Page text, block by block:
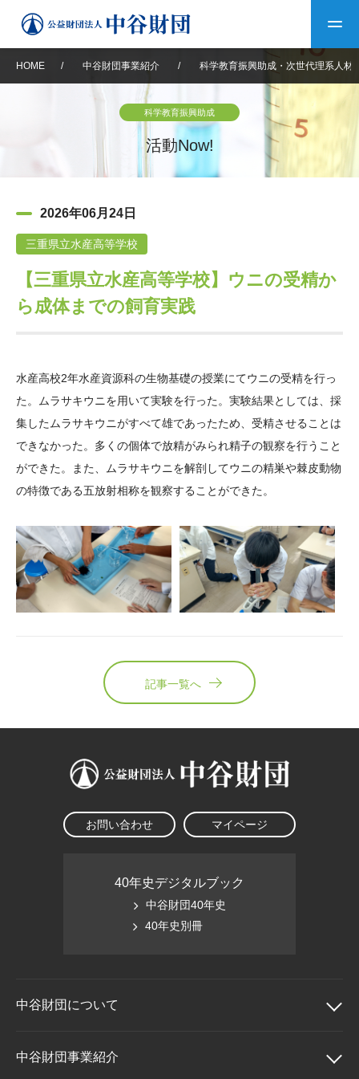
中谷財団について
設立趣意書
沿革 40年史デジタルブック
中谷財団40年史
役員・評議員 公開情報
年報一覧 中谷財団レポート
中谷財団事業紹介
神戸賞 長期大型研究助成
大学院生奨学金
国際学生交流プログラ
ム
科学教育振興助成・
次世代理系人材育成プ
ログラム助成
中谷財団動画紹介
その他情報
アクセス よくあるご質問
サイトマップ 中谷財団アーカイブ
日本語 English
HOME / 中谷財団事業紹介 / 科学教育振興助成・次世代理系人材
科学教育振興助成
活動Now!
2026年06月24日
三重県立水産高等学校
【三重県立水産高等学校】ウニの受精か
ら成体までの飼育実践
水産高校2年水産資源科の生物基礎の授業にてウニの受精を行っ
た。ムラサキウニを用いて実験を行った。実験結果としては、採
集したムラサキウニがすべて雄であったため、受精させることは
できなかった。多くの個体で放精がみられ精子の観察を行うこと
ができた。また、ムラサキウニを解剖してウニの精巣や棘皮動物
の特徴である五放射相称を観察することができた。
記事一覧へ
お問い合わせ マイページ
40年史デジタルブック
中谷財団40年史
40年史別冊
中谷財団について
中谷財団について
中谷財団事業紹介